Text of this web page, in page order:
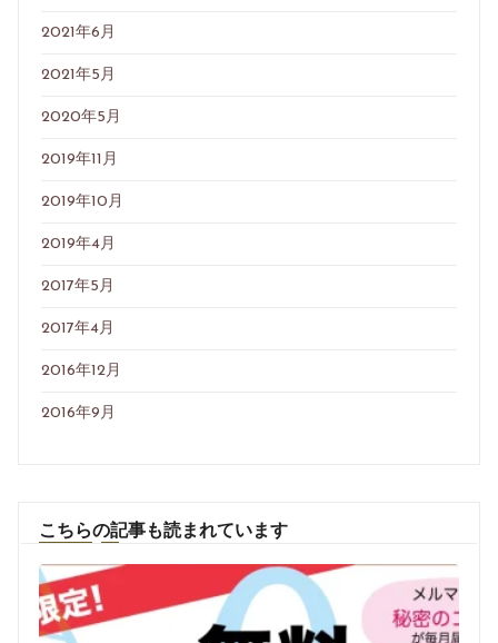
2021年6月
2021年5月
2020年5月
2019年11月
2019年10月
2019年4月
2017年5月
2017年4月
2016年12月
2016年9月
こちらの記事も読まれています